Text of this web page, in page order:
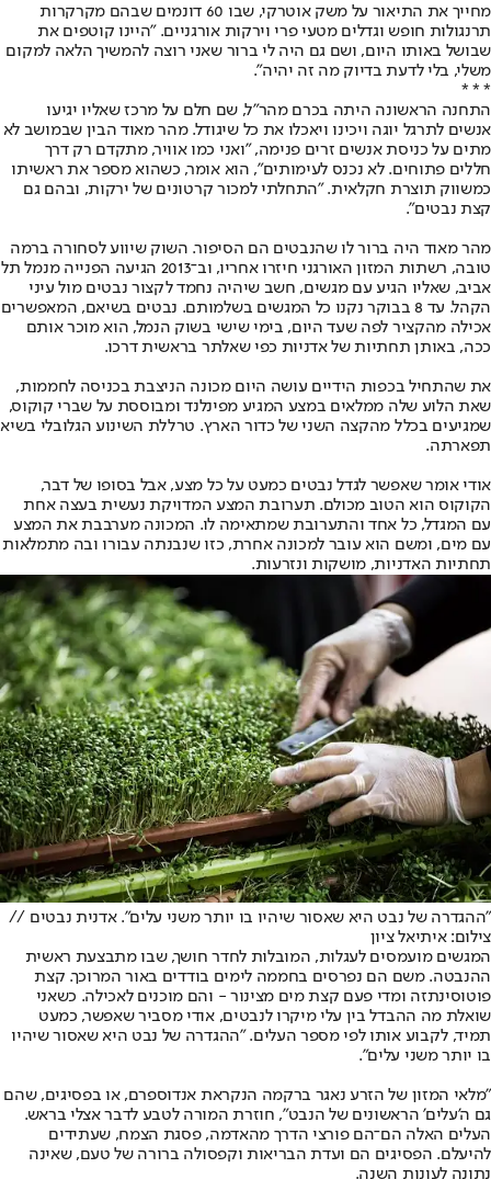
מחייך את התיאור על משק אוטרקי, שבו 60 דונמים שבהם מקרקרות
תרנגולות חופש וגדלים מטעי פרי וירקות אורגניים. "היינו קוטפים את
שבושל באותו היום, ושם גם היה לי ברור שאני רוצה להמשיך הלאה למקום
משלי, בלי לדעת בדיוק מה זה יהיה".
* * *
התחנה הראשונה היתה בכרם מהר"ל, שם חלם על מרכז שאליו יגיעו
אנשים לתרגל יוגה ויכינו ויאכלו את כל שיגודל. מהר מאוד הבין שבמושב לא
מתים על כניסת אנשים זרים פנימה, "ואני כמו אוויר, מתקדם רק דרך
חללים פתוחים. לא נכנס לעימותים", הוא אומר, כשהוא מספר את ראשיתו
כמשווק תוצרת חקלאית. "התחלתי למכור קרטונים של ירקות, ובהם גם
קצת נבטים".
מהר מאוד היה ברור לו שהנבטים הם הסיפור. השוק שיווע לסחורה ברמה
טובה, רשתות המזון האורגני חיזרו אחריו, וב־2013 הגיעה הפנייה מנמל תל
אביב, שאליו הגיע עם מגשים, חשב שיהיה נחמד לקצור נבטים מול עיני
הקהל. עד 8 בבוקר נקנו כל המגשים בשלמותם. נבטים בשיאם, המאפשרים
אכילה מהקציר לפה שעד היום, בימי שישי בשוק הנמל, הוא מוכר אותם
ככה, באותן תחתיות של אדניות כפי שאלתר בראשית דרכו.
את שהתחיל בכפות הידיים עושה היום מכונה הניצבת בכניסה לחממות,
שאת הלוע שלה ממלאים במצע המגיע מפינלנד ומבוססת על שברי קוקוס,
שמגיעים בכלל מהקצה השני של כדור הארץ. טרללת השינוע הגלובלי בשיא
תפארתה.
אודי אומר שאפשר לגדל נבטים כמעט על כל מצע, אבל בסופו של דבר,
הקוקוס הוא הטוב מכולם. תערובת המצע המדויקת נעשית בעצה אחת
עם המגדל, כל אחד והתערובת שמתאימה לו. המכונה מערבבת את המצע
עם מים, ומשם הוא עובר למכונה אחרת, כזו שנבנתה עבורו ובה מתמלאות
תחתיות האדניות, מושקות ונזרעות.
"ההגדרה של נבט היא שאסור שיהיו בו יותר משני עלים". אדנית נבטים //
צילום: איתיאל ציון
המגשים מועמסים לעגלות, המובלות לחדר חושך, שבו מתבצעת ראשית
ההנבטה. משם הם נפרסים בחממה לימים בודדים באור המרוכך. קצת
פוטוסינתזה ומדי פעם קצת מים מצינור - והם מוכנים לאכילה. כשאני
שואלת מה ההבדל בין עלי מיקרו לנבטים, אודי מסביר שאפשר, כמעט
תמיד, לקבוע אותו לפי מספר העלים. "ההגדרה של נבט היא שאסור שיהיו
בו יותר משני עלים".
"מלאי המזון של הזרע נאגר ברקמה הנקראת אנדוספרם, או בפסיגים, שהם
גם ה'עלים' הראשונים של הנבט", חוזרת המורה לטבע לדבר אצלי בראש.
העלים האלה הם־הם פורצי הדרך מהאדמה, פסגת הצמח, שעתידים
להיעלם. הפסיגים הם ועדת הבריאות וקפסולה ברורה של טעם, שאינה
נתונה לעונות השנה.